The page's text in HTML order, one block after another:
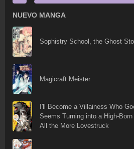
NUEVO MANGA
Sophistry School, the Ghost
Magicraft Meister
I'll Become a Villainess Who
Seems Turning into a High-
All the More Lovestruck